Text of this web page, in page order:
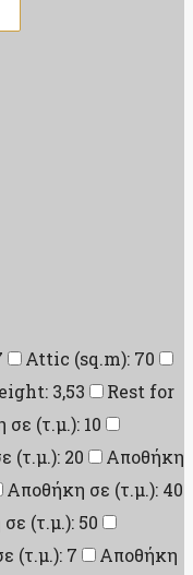
Attic (sq.m): 70
3,53
Rest for
(τ.μ.): 10
(τ.μ.): 20
Αποθήκη
Αποθήκη σε (τ.μ.): 40
(τ.μ.): 50
(τ.μ.): 7
Αποθήκη